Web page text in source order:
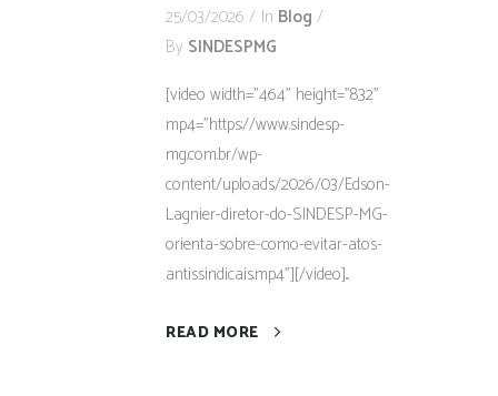
25/03/2026 In Blog
By SINDESPMG
[video width="464" height="832"
mp4="https://www.sindesp-
mg.com.br/wp-
content/uploads/2026/03/Edson-
Lagnier-diretor-do-SINDESP-MG-
orienta-sobre-como-evitar-atos-
antissindicais.mp4"][/video]...
READ MORE